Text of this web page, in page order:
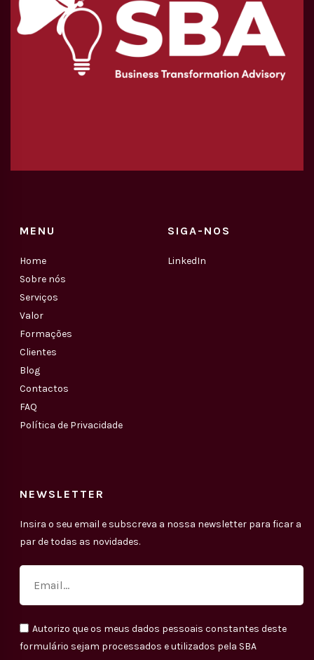
MENU
Home
Sobre nós
Serviços
Valor
Formações
Clientes
Blog
Contactos
FAQ
Política de Privacidade
SIGA-NOS
LinkedIn
NEWSLETTER
Insira o seu email e subscreva a nossa newsletter para ficar a
par de todas as novidades.
Autorizo que os meus dados pessoais constantes deste
formulário sejam processados e utilizados pela SBA